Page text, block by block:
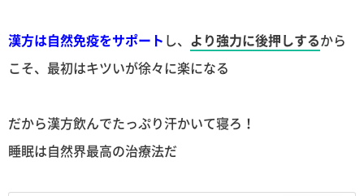
漢方は自然免疫をサポート し、 より強力に後押しするから
こそ、最初はキツいが徐々に楽になる
だから漢方飲んでたっぷり汗かいて寝ろ！
睡眠は自然界最高の治療法だ